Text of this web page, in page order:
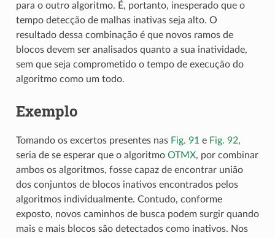
para o outro algoritmo. É, portanto, inesperado que o
tempo detecção de malhas inativas seja alto. O
resultado dessa combinação é que novos ramos de
blocos devem ser analisados quanto a sua inatividade,
sem que seja comprometido o tempo de execução do
algoritmo como um todo.
Exemplo
Tomando os excertos presentes nas Fig. 91e Fig. 92,
seria de se esperar que o algoritmo OTMX, por combinar
ambos os algoritmos, fosse capaz de encontrar união
dos conjuntos de blocos inativos encontrados pelos
algoritmos individualmente. Contudo, conforme
exposto, novos caminhos de busca podem surgir quando
mais e mais blocos são detectados como inativos. Nos